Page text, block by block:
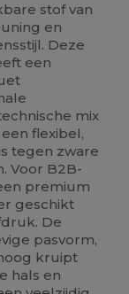
stof van
en
Deze
een
mix
flexibel,
tegen zware
Voor B2B-
premium
geschikt
De
pasvorm,
kruipt
hals en